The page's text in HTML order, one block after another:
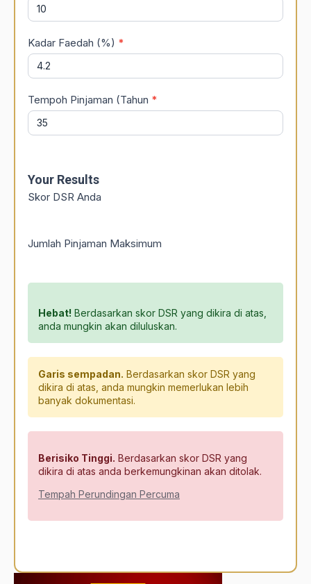
Kadar Faedah (%) *
Tempoh Pinjaman (Tahun *
Your Results
Skor DSR Anda
Jumlah Pinjaman Maksimum
Hebat! Berdasarkan skor DSR yang dikira di atas,
anda mungkin akan diluluskan.
Garis sempadan. Berdasarkan skor DSR yang
dikira di atas, anda mungkin memerlukan lebih
banyak dokumentasi.
Berisiko Tinggi. Berdasarkan skor DSR yang
dikira di atas anda berkemungkinan akan ditolak.
Tempah Perundingan Percuma